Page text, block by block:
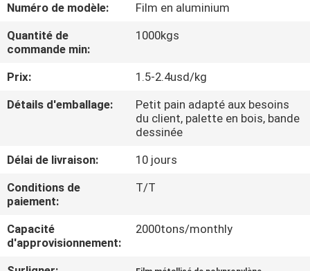
À
PROPOS
NOUS
DE
L'USINE
CONTRÔLE
DE
Numéro de modèle:
Film en aluminium
Quantité de
commande min:
1000kgs
Prix:
1.5-2.4usd/kg
Détails d'emballage:
Petit pain adapté aux besoins
du client, palette en bois, bande
dessinée
Délai de livraison:
10 jours
Conditions de
paiement:
T/T
Capacité
d'approvisionnement:
2000tons/monthly